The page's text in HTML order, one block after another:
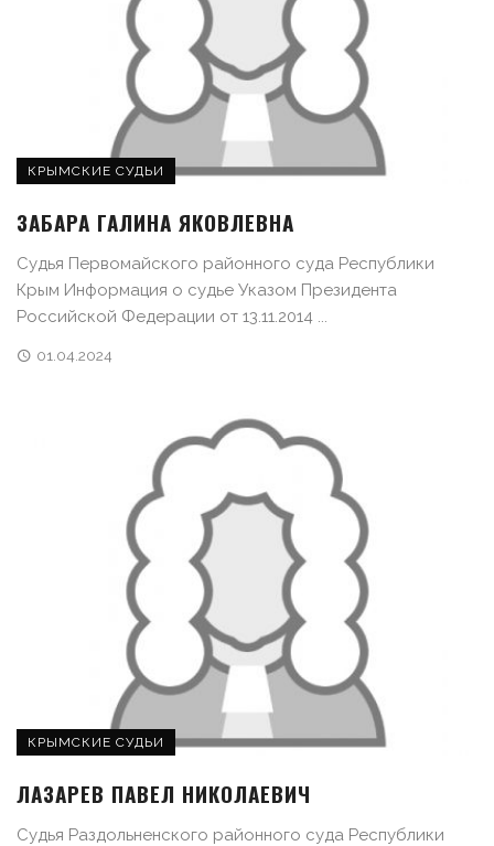
КРЫМСКИЕ СУДЬИ
ЗАБАРА ГАЛИНА ЯКОВЛЕВНА
Судья Первомайского районного суда Республики
Крым Информация о судье Указом Президента
Российской Федерации от 13.11.2014 ...
01.04.2024
КРЫМСКИЕ СУДЬИ
ЛАЗАРЕВ ПАВЕЛ НИКОЛАЕВИЧ
Судья Раздольненского районного суда Республики